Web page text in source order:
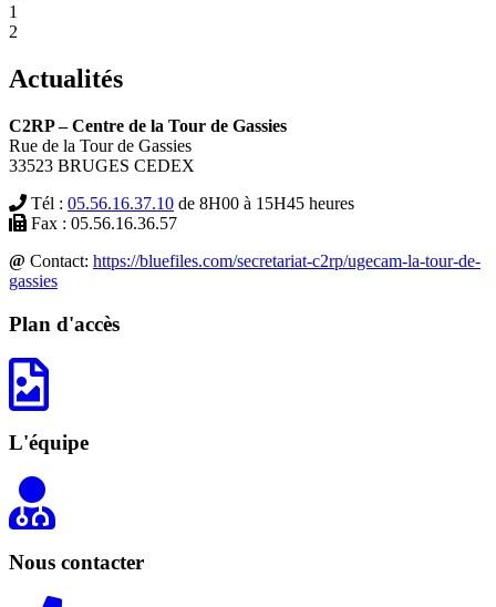
1
2
Actualités
C2RP – Centre de la Tour de Gassies
Rue de la Tour de Gassies
33523 BRUGES CEDEX
Tél : 05.56.16.37.10 de 8H00 à 15H45 heures
Fax : 05.56.16.36.57
@ Contact: https://bluefiles.com/secretariat-c2rp/ugecam-la-tour-de-
gassies
Plan d'accès
L'équipe
Nous contacter